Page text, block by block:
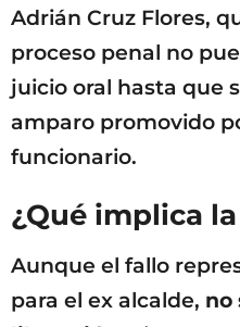
Adrián Cruz Flores,
proceso penal no
juicio oral hasta que
amparo promovido
funcionario.
¿Qué implica
Aunque el fallo
para el ex alcalde, no